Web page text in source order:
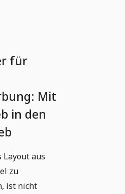
für
Mit
in den
Layout aus
zu
ist nicht